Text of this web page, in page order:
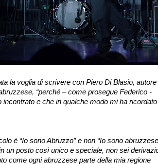
la voglia di scrivere con Piero Di Blasio, autore
“perché – come prosegue Federico -
incontrato e che in qualche modo mi ha
è “Io sono Abruzzo” e non “Io sono
un posto così unico e speciale, non sei
come ogni abruzzese parte della mia regione